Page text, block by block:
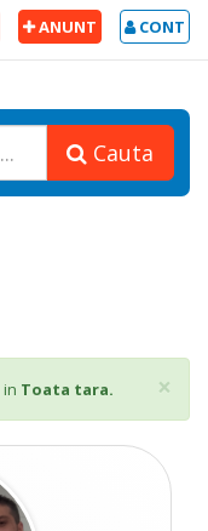
CONT
ANUNT
Cauta
×
in Toata tara.